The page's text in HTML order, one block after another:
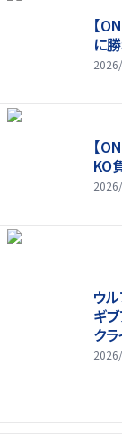
【
に
【
KO
ウ
ギ
ク